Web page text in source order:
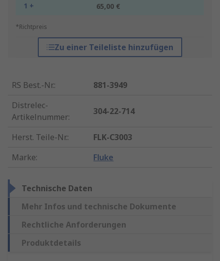
1 + 65,00 €
*Richtpreis
Zu einer Teileliste hinzufügen
RS Best.-Nr.:
881-3949
Distrelec-
Artikelnummer:
304-22-714
Herst. Teile-Nr.:
FLK-C3003
Marke: Fluke
Technische Daten
Mehr Infos und technische Dokumente
Rechtliche Anforderungen
Produktdetails